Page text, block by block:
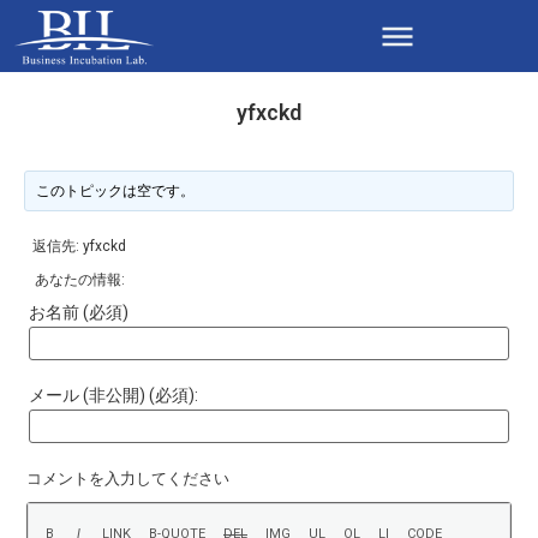
yfxckd
このトピックは空です。
返信先: yfxckd
あなたの情報:
お名前 (必須)
メール (非公開) (必須):